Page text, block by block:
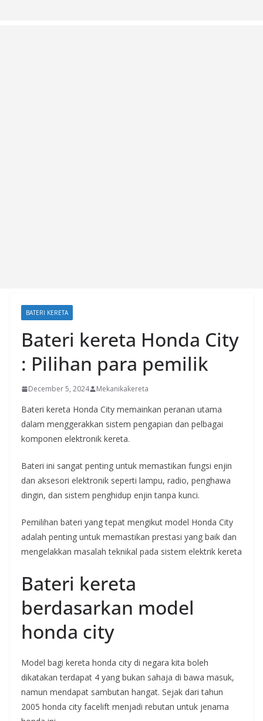
BATERI KERETA
Bateri kereta Honda City
: Pilihan para pemilik
December 5, 2024 Mekanikakereta
Bateri kereta Honda City memainkan peranan utama
dalam menggerakkan sistem pengapian dan pelbagai
komponen elektronik kereta.
Bateri ini sangat penting untuk memastikan fungsi enjin
dan aksesori elektronik seperti lampu, radio, penghawa
dingin, dan sistem penghidup enjin tanpa kunci.
Pemilihan bateri yang tepat mengikut model Honda City
adalah penting untuk memastikan prestasi yang baik dan
mengelakkan masalah teknikal pada sistem elektrik kereta
Bateri kereta
berdasarkan model
honda city
Model bagi kereta honda city di negara kita boleh
dikatakan terdapat 4 yang bukan sahaja di bawa masuk,
namun mendapat sambutan hangat. Sejak dari tahun
2005 honda city facelift menjadi rebutan untuk jenama